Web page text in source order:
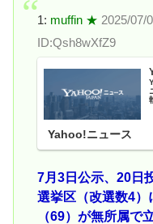
1: muffin ★ 2025/07/
ID:Qsh8wXfZ9
Yahoo!ニュース
7月3日公示、20日
選挙区（改選数4）
（69）が無所属で